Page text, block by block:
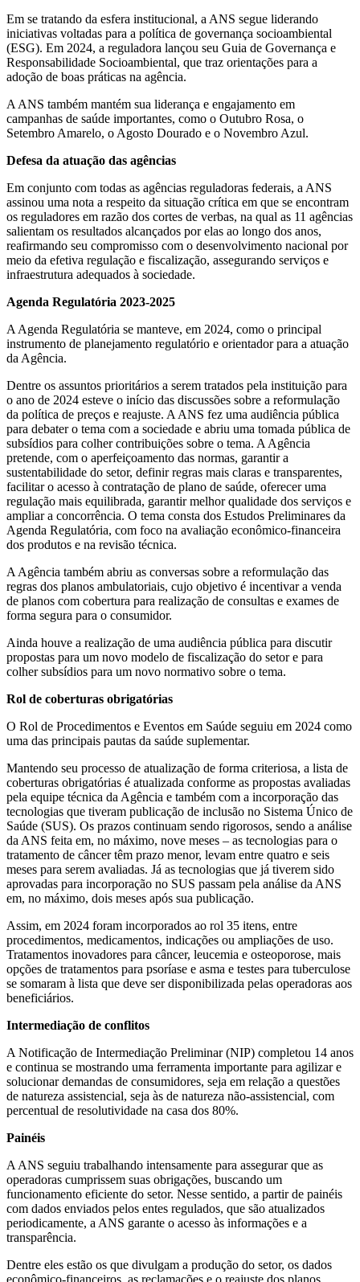
Em se tratando da esfera institucional, a ANS segue liderando
iniciativas voltadas para a política de governança socioambiental
(ESG). Em 2024, a reguladora lançou seu Guia de Governança e
Responsabilidade Socioambiental, que traz orientações para a
adoção de boas práticas na agência.
A ANS também mantém sua liderança e engajamento em
campanhas de saúde importantes, como o Outubro Rosa, o
Setembro Amarelo, o Agosto Dourado e o Novembro Azul.
Defesa da atuação das agências
Em conjunto com todas as agências reguladoras federais, a ANS
assinou uma nota a respeito da situação crítica em que se encontram
os reguladores em razão dos cortes de verbas, na qual as 11 agências
salientam os resultados alcançados por elas ao longo dos anos,
reafirmando seu compromisso com o desenvolvimento nacional por
meio da efetiva regulação e fiscalização, assegurando serviços e
infraestrutura adequados à sociedade.
Agenda Regulatória 2023-2025
A Agenda Regulatória se manteve, em 2024, como o principal
instrumento de planejamento regulatório e orientador para a atuação
da Agência.
Dentre os assuntos prioritários a serem tratados pela instituição para
o ano de 2024 esteve o início das discussões sobre a reformulação
da política de preços e reajuste. A ANS fez uma audiência pública
para debater o tema com a sociedade e abriu uma tomada pública de
subsídios para colher contribuições sobre o tema. A Agência
pretende, com o aperfeiçoamento das normas, garantir a
sustentabilidade do setor, definir regras mais claras e transparentes,
facilitar o acesso à contratação de plano de saúde, oferecer uma
regulação mais equilibrada, garantir melhor qualidade dos serviços e
ampliar a concorrência. O tema consta dos Estudos Preliminares da
Agenda Regulatória, com foco na avaliação econômico-financeira
dos produtos e na revisão técnica.
A Agência também abriu as conversas sobre a reformulação das
regras dos planos ambulatoriais, cujo objetivo é incentivar a venda
de planos com cobertura para realização de consultas e exames de
forma segura para o consumidor.
Ainda houve a realização de uma audiência pública para discutir
propostas para um novo modelo de fiscalização do setor e para
colher subsídios para um novo normativo sobre o tema.
Rol de coberturas obrigatórias
O Rol de Procedimentos e Eventos em Saúde seguiu em 2024 como
uma das principais pautas da saúde suplementar.
Mantendo seu processo de atualização de forma criteriosa, a lista de
coberturas obrigatórias é atualizada conforme as propostas avaliadas
pela equipe técnica da Agência e também com a incorporação das
tecnologias que tiveram publicação de inclusão no Sistema Único de
Saúde (SUS). Os prazos continuam sendo rigorosos, sendo a análise
da ANS feita em, no máximo, nove meses – as tecnologias para o
tratamento de câncer têm prazo menor, levam entre quatro e seis
meses para serem avaliadas. Já as tecnologias que já tiverem sido
aprovadas para incorporação no SUS passam pela análise da ANS
em, no máximo, dois meses após sua publicação.
Assim, em 2024 foram incorporados ao rol 35 itens, entre
procedimentos, medicamentos, indicações ou ampliações de uso.
Tratamentos inovadores para câncer, leucemia e osteoporose, mais
opções de tratamentos para psoríase e asma e testes para tuberculose
se somaram à lista que deve ser disponibilizada pelas operadoras aos
beneficiários.
Intermediação de conflitos
A Notificação de Intermediação Preliminar (NIP) completou 14 anos
e continua se mostrando uma ferramenta importante para agilizar e
solucionar demandas de consumidores, seja em relação a questões
de natureza assistencial, seja às de natureza não-assistencial, com
percentual de resolutividade na casa dos 80%.
Painéis
A ANS seguiu trabalhando intensamente para assegurar que as
operadoras cumprissem suas obrigações, buscando um
funcionamento eficiente do setor. Nesse sentido, a partir de painéis
com dados enviados pelos entes regulados, que são atualizados
periodicamente, a ANS garante o acesso às informações e a
transparência.
Dentre eles estão os que divulgam a produção do setor, os dados